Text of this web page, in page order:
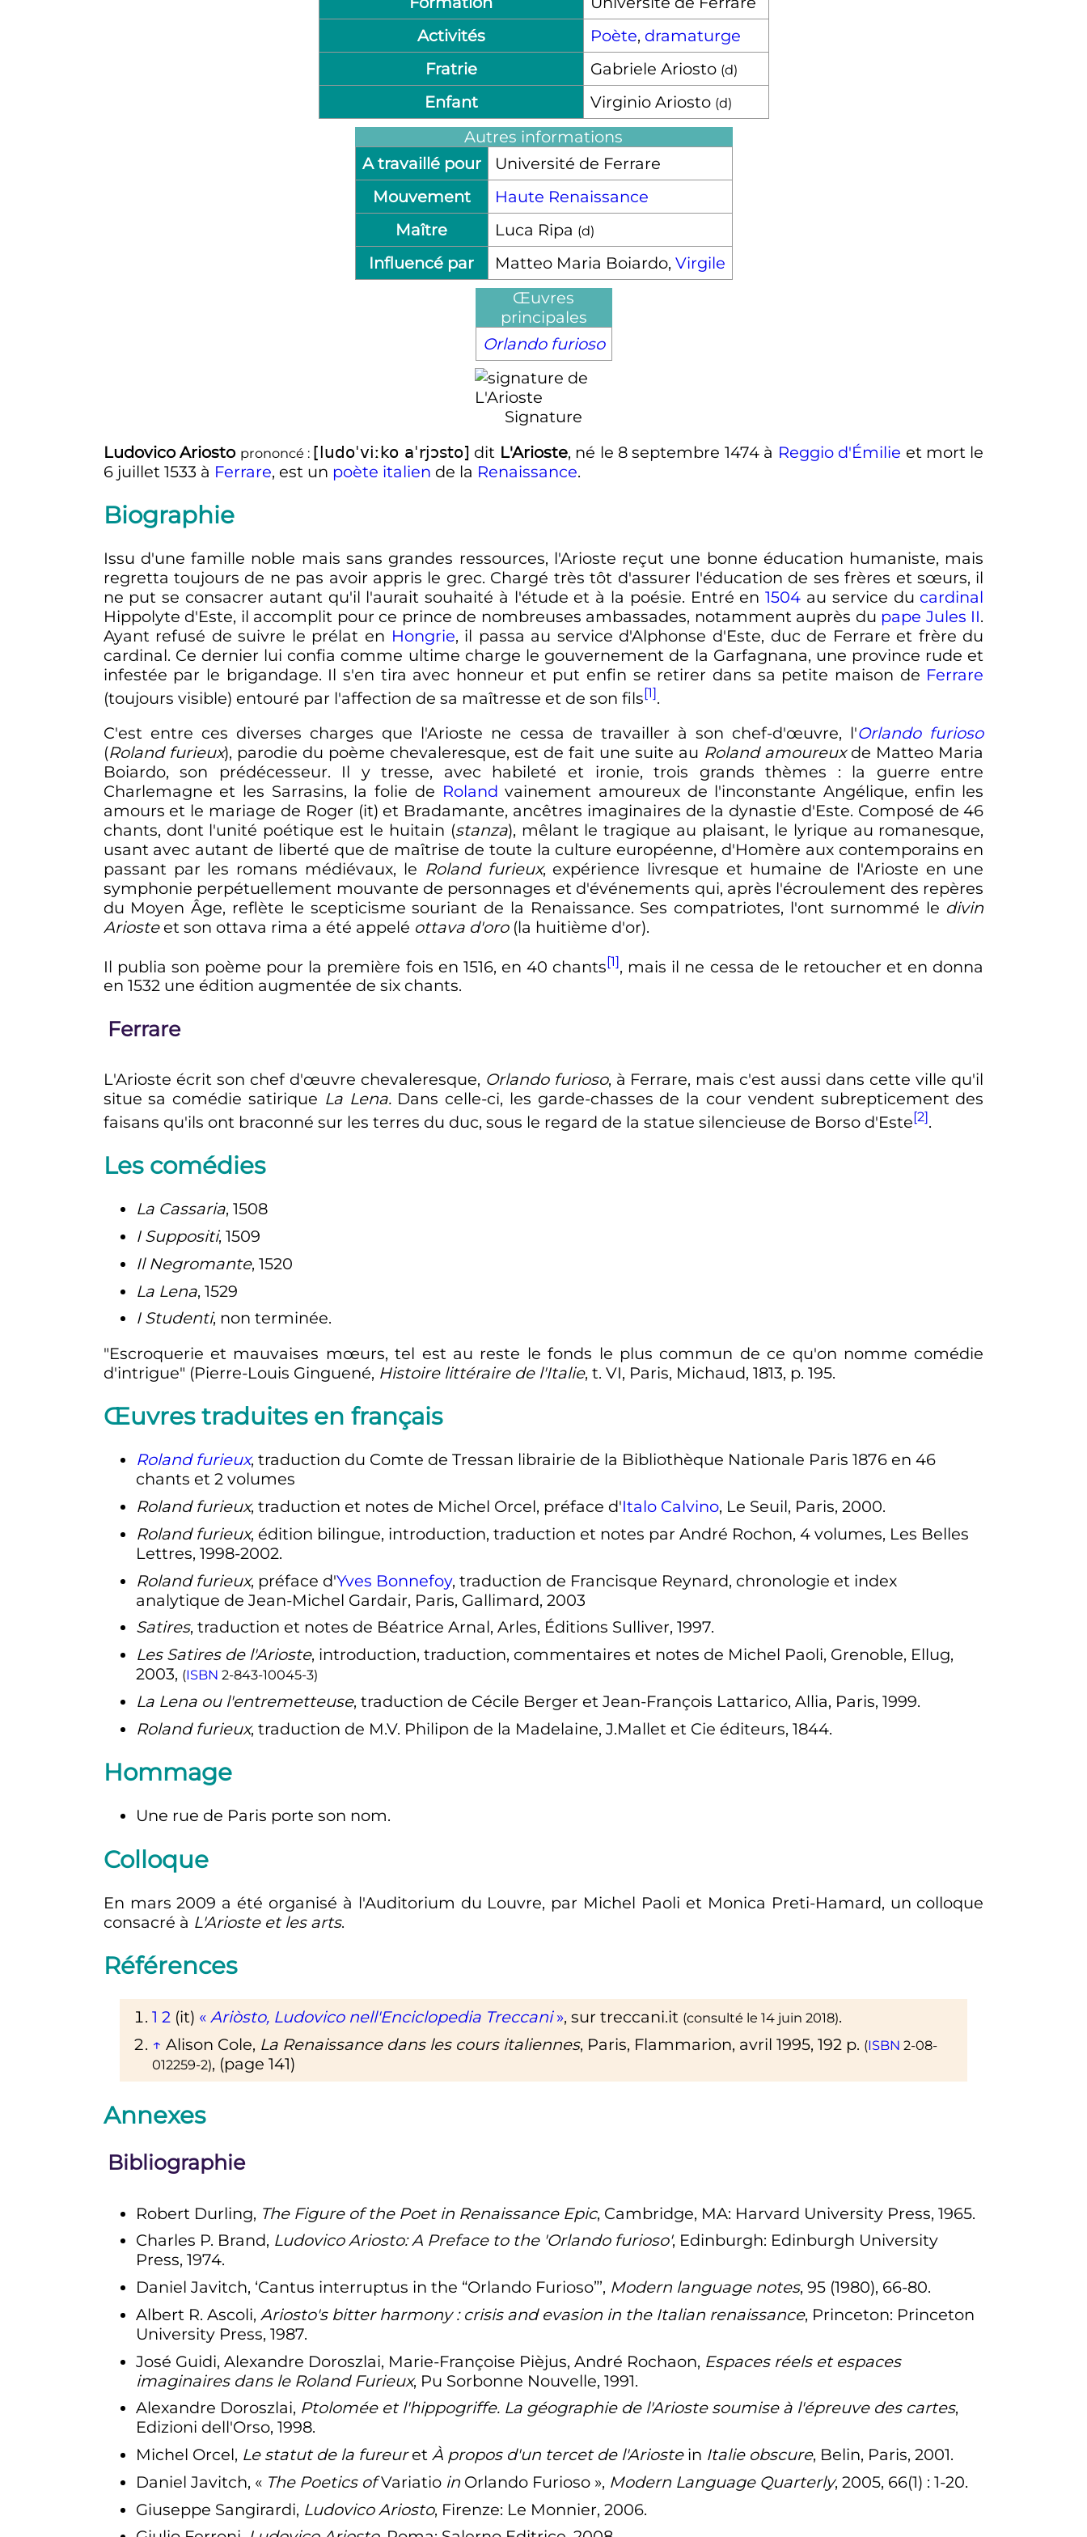
Activités
Poète, dramaturge
Fratrie
Gabriele Ariosto (d)
Enfant Virginio Ariosto (d)
Autres informations
A travaillé pour
Université de Ferrare
Mouvement
Haute Renaissance
Maître
Luca Ripa (d)
Influencé par Matteo Maria Boiardo, Virgile
Œuvres
principales
Orlando furioso
Signature
Ludovico Ariosto prononcé : [ludoˈviːko aˈrjɔsto] dit L'Arioste, né le 8 septembre 1474à Reggio d'Émilie et mort le
6 juillet 1533 à Ferrare, est un poète italien de la Renaissance.
Biographie
Issu d'une famille noble mais sans grandes ressources, l'Arioste reçut une bonne éducation humaniste, mais
regretta toujours de ne pas avoir appris le grec. Chargé très tôt d'assurer l'éducation de ses frères et sœurs, il
ne put se consacrer autant qu'il l'aurait souhaité à l'étude et à la poésie. Entré en1504 au service du cardinal
Hippolyte d'Este, il accomplit pour ce prince de nombreuses ambassades, notamment auprès du pape Jules II.
Ayant refusé de suivre le prélat en Hongrie, il passa au service d'Alphonse d'Este, duc de Ferrare et frère du
cardinal. Ce dernier lui confia comme ultime charge le gouvernement de la Garfagnana, une province rude et
infestée par le brigandage. Il s'en tira avec honneur et put enfin se retirer dans sa petite maison de Ferrare
(toujours visible) entouré par l'affection de sa maîtresse et de son fils[1].
C'est entre ces diverses charges que l'Arioste ne cessa de travailler à son chef-d'œuvre, l'Orlando furioso
(Roland furieux), parodie du poème chevaleresque, est de fait une suite au Roland amoureuxde Matteo Maria
Boiardo, son prédécesseur. Il y tresse, avec habileté et ironie, trois grands thèmes
: la guerre entre
Charlemagne et les Sarrasins, la folie de Roland vainement amoureux de l'inconstante Angélique, enfin les
amours et le mariage de Roger (it) et Bradamante, ancêtres imaginaires de la dynastie d'Este. Composé de 46
chants, dont l'unité poétique est le huitain (stanza), mêlant le tragique au plaisant, le lyrique au romanesque,
usant avec autant de liberté que de maîtrise de toute la culture européenne, d'Homère aux contemporains en
passant par les romans médiévaux, le Roland furieux, expérience livresque et humaine de l'Arioste en une
symphonie perpétuellement mouvante de personnages et d'événements qui, après l'écroulement des repères
du Moyen Âge, reflète le scepticisme souriant de la Renaissance. Ses compatriotes, l'ont surnommé le divin
Ariosteet son ottava rima a été appelé ottava d'oro(la huitième d'or).
Il publia son poème pour la première fois en 1516, en 40 chants[1], mais il ne cessa de le retoucher et en donna
en 1532 une édition augmentée de six chants.
Ferrare
L'Arioste écrit son chef d'œuvre chevaleresque, Orlando furioso, à Ferrare, mais c'est aussi dans cette ville qu'il
situe sa comédie satirique La Lena.Dans celle-ci, les garde-chasses de la cour vendent subrepticement des
faisans qu'ils ont braconné sur les terres du duc, sous le regard de la statue silencieuse de Borso d'Este[2].
Les comédies
La Cassaria, 1508
I Suppositi, 1509
Il Negromante, 1520
La Lena, 1529
I Studenti, non terminée.
"Escroquerie et mauvaises mœurs, tel est au reste le fonds le plus commun de ce qu'on nomme comédie
d'intrigue" (Pierre-Louis Ginguené, Histoire littéraire de l'Italie, t. VI, Paris, Michaud, 1813, p. 195.
Œuvres traduites en français
Roland furieux, traduction du Comte de Tressan librairie de la Bibliothèque Nationale Paris 1876 en 46
chants et 2 volumes
Roland furieux, traduction et notes de Michel Orcel, préface d'Italo Calvino, Le Seuil, Paris, 2000.
Roland furieux, édition bilingue, introduction, traduction et notes par André Rochon, 4 volumes, Les Belles
Lettres, 1998-2002.
Roland furieux, préface d'Yves Bonnefoy, traduction de Francisque Reynard, chronologie et index
analytique de Jean-Michel Gardair, Paris, Gallimard, 2003
Satires, traduction et notes de Béatrice Arnal, Arles, Éditions Sulliver, 1997.
Les Satires de l'Arioste, introduction, traduction, commentaires et notes de Michel Paoli, Grenoble, Ellug,
2003, (ISBN 2-843-10045-3)
La Lena ou l'entremetteuse, traduction de Cécile Berger et Jean-François Lattarico, Allia, Paris, 1999.
Roland furieux, traduction de M.V. Philipon de la Madelaine, J.Mallet et Cie éditeurs, 1844.
Hommage
Une rue de Paris porte son nom.
Colloque
En mars 2009 a été organisé à l'Auditorium du Louvre, par Michel Paoli et Monica Preti-Hamard, un colloque
consacré à L'Arioste et les arts.
Références
1 2 (it) « Ariòsto, Ludovico nell'Enciclopedia Treccani », sur treccani.it (consulté le 14 juin 2018).
↑ Alison Cole, La Renaissance dans les cours italiennes, Paris, Flammarion, avril 1995, 192 p. (ISBN 2-08-
012259-2), (page 141)
Annexes
Bibliographie
Robert Durling, The Figure of the Poet in Renaissance Epic, Cambridge, MA: Harvard University Press, 1965.
Charles P. Brand, Ludovico Ariosto: A Preface to the 'Orlando furioso', Edinburgh: Edinburgh University
Press, 1974.
Daniel Javitch, ‘Cantus interruptus in the “Orlando Furioso”’, Modern language notes, 95 (1980), 66-80.
Albert R. Ascoli, Ariosto's bitter harmony : crisis and evasion in the Italian renaissance, Princeton: Princeton
University Press, 1987.
José Guidi, Alexandre Doroszlai, Marie-Françoise Pièjus, André Rochaon, Espaces réels et espaces
imaginaires dans le Roland Furieux, Pu Sorbonne Nouvelle, 1991.
Alexandre Doroszlai, Ptolomée et l'hippogriffe. La géographie de l'Arioste soumise à l'épreuve des cartes,
Edizioni dell'Orso, 1998.
Michel Orcel, Le statut de la fureuret À propos d'un tercet de l'Ariostein Italie obscure, Belin, Paris, 2001.
Daniel Javitch, « The Poetics ofVariatioin Orlando Furioso », Modern Language Quarterly, 2005, 66(1) : 1-20.
Giuseppe Sangirardi, Ludovico Ariosto, Firenze: Le Monnier, 2006.